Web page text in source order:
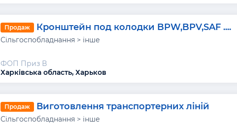
Продаж Кронштейн под колодки BPW,BPV,SAF ....
Сільгоспобладнання > інше
ФОП Приз В
Харківська область, Харьков
Продаж Виготовлення транспортерних ліній
Сільгоспобладнання > інше